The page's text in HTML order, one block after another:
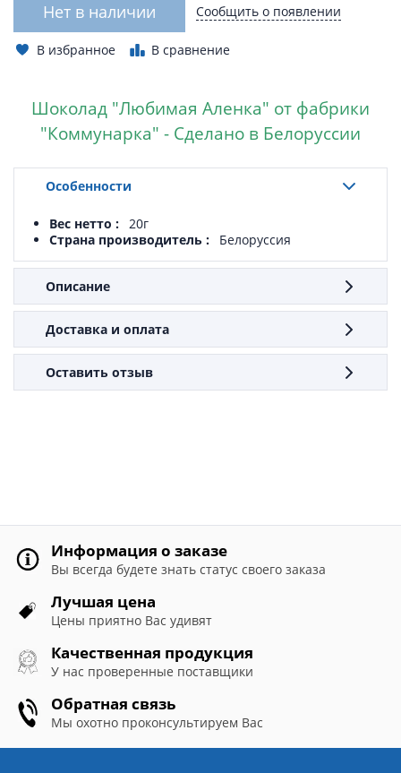
Нет в наличии Сообщить о появлении
В избранное В сравнение
Шоколад "Любимая Аленка" от фабрики
"Коммунарка" - Сделано в Белоруссии
Особенности
Вес нетто
20г
Страна производитель
Белоруссия
Описание
Доставка и оплата
Оставить отзыв
Информация о заказе
Вы всегда будете знать статус своего заказа
Лучшая цена
Цены приятно Вас удивят
Качественная продукция
У нас проверенные поставщики
Обратная связь
Мы охотно проконсультируем Вас